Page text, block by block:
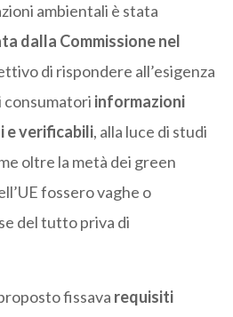
ambientali è stata
dalla Commissione nel
di rispondere all’esigenza
informazioni
e verificabili, alla luce di studi
oltre la metà dei green
fossero vaghe o
del tutto priva di
fissava requisiti